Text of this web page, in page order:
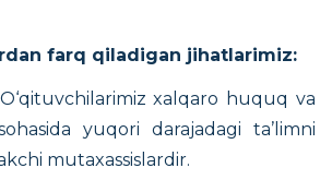
farq qiladigan jihatlarimiz:
O‘qituvchilarimiz xalqaro huquq va
yuqori darajadagi ta’limni
mutaxassislardir.